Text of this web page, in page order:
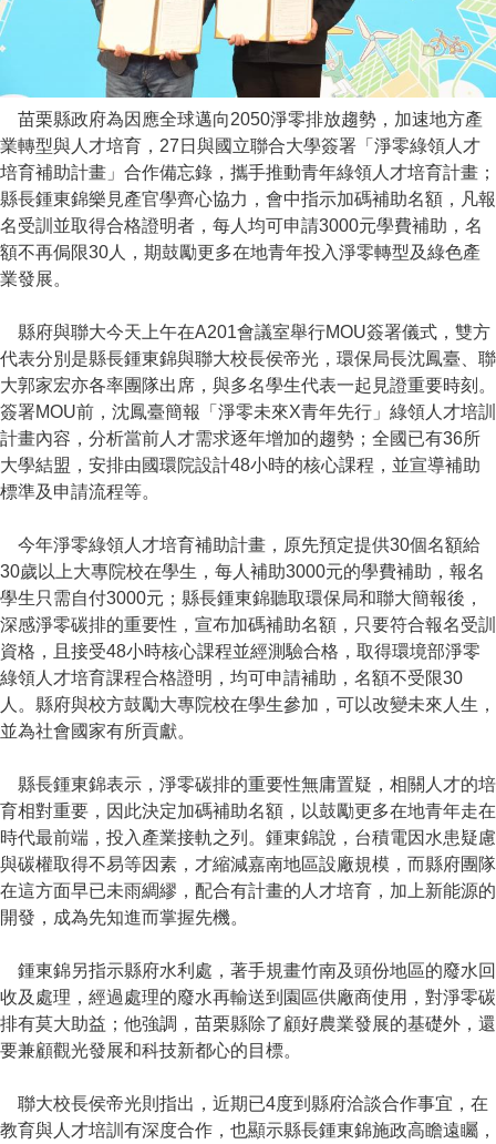
苗栗縣政府為因應全球邁向2050淨零排放趨勢，加速地方產
業轉型與人才培育，27日與國立聯合大學簽署「淨零綠領人才
培育補助計畫」合作備忘錄，攜手推動青年綠領人才培育計畫；
縣長鍾東錦樂見產官學齊心協力，會中指示加碼補助名額，凡報
名受訓並取得合格證明者，每人均可申請3000元學費補助，名
額不再侷限30人，期鼓勵更多在地青年投入淨零轉型及綠色產
業發展。
縣府與聯大今天上午在A201會議室舉行MOU簽署儀式，雙方
代表分別是縣長鍾東錦與聯大校長侯帝光，環保局長沈鳳臺、聯
大郭家宏亦各率團隊出席，與多名學生代表一起見證重要時刻。
簽署MOU前，沈鳳臺簡報「淨零未來X青年先行」綠領人才培訓
計畫內容，分析當前人才需求逐年增加的趨勢；全國已有36所
大學結盟，安排由國環院設計48小時的核心課程，並宣導補助
標準及申請流程等。
今年淨零綠領人才培育補助計畫，原先預定提供30個名額給
30歲以上大專院校在學生，每人補助3000元的學費補助，報名
學生只需自付3000元；縣長鍾東錦聽取環保局和聯大簡報後，
深感淨零碳排的重要性，宣布加碼補助名額，只要符合報名受訓
資格，且接受48小時核心課程並經測驗合格，取得環境部淨零
綠領人才培育課程合格證明，均可申請補助，名額不受限30
人。縣府與校方鼓勵大專院校在學生參加，可以改變未來人生，
並為社會國家有所貢獻。
縣長鍾東錦表示，淨零碳排的重要性無庸置疑，相關人才的培
育相對重要，因此決定加碼補助名額，以鼓勵更多在地青年走在
時代最前端，投入產業接軌之列。鍾東錦說，台積電因水患疑慮
與碳權取得不易等因素，才縮減嘉南地區設廠規模，而縣府團隊
在這方面早已未雨綢繆，配合有計畫的人才培育，加上新能源的
開發，成為先知進而掌握先機。
鍾東錦另指示縣府水利處，著手規畫竹南及頭份地區的廢水回
收及處理，經過處理的廢水再輸送到園區供廠商使用，對淨零碳
排有莫大助益；他強調，苗栗縣除了顧好農業發展的基礎外，還
要兼顧觀光發展和科技新都心的目標。
聯大校長侯帝光則指出，近期已4度到縣府洽談合作事宜，在
教育與人才培訓有深度合作，也顯示縣長鍾東錦施政高瞻遠矚，